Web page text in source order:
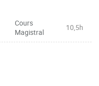
Cours
Magistral
10,5h